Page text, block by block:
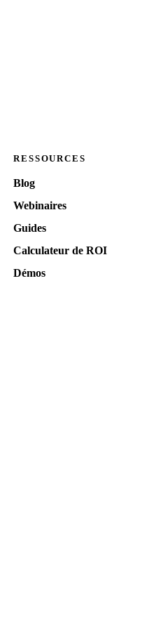
RESSOURCES
Blog
Webinaires
Guides
Calculateur de ROI
Démos